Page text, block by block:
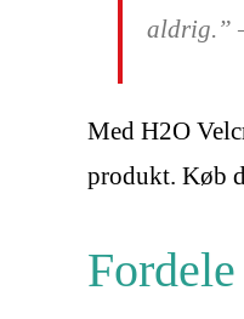
aldrig.”
Med H2O
produkt. Køb
Fordele